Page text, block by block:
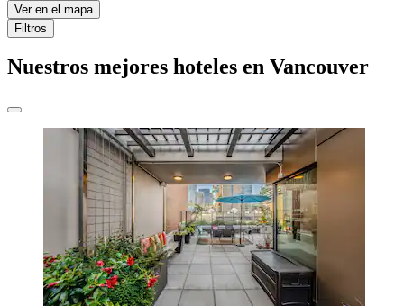
Ver en el mapa
Filtros
Nuestros mejores hoteles en Vancouver